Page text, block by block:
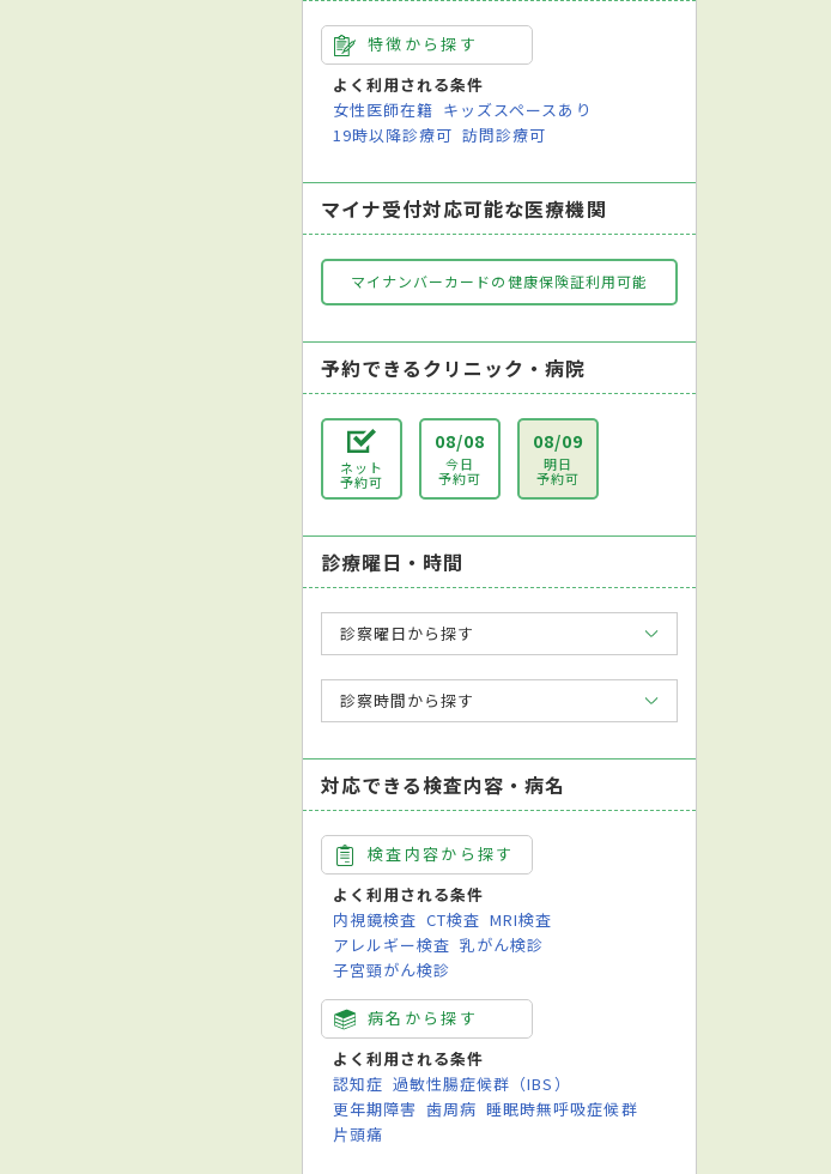
特徴から探す
よく利用される条件
女性医師在籍 キッズスペースあり
19時以降診療可 訪問診療可
マイナ受付対応可能な医療機関
マイナンバーカードの健康保険証利用可能
予約できるクリニック・病院
ネット
予約可
08/08
今日
予約可
08/09
明日
予約可
診療曜日・時間
診察曜日から探す
診察時間から探す
対応できる検査内容・病名
検査内容から探す
よく利用される条件
内視鏡検査 CT検査 MRI検査
アレルギー検査 乳がん検診
子宮頸がん検診
病名から探す
よく利用される条件
認知症 過敏性腸症候群（IBS）
更年期障害 歯周病 睡眠時無呼吸症候群
片頭痛